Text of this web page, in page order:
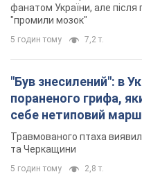
українців
фанатом України, але після
"промили мозок"
5 годин тому 7,2 т.
"Був знесилений": в
пораненого грифа,
себе нетиповий
Травмованого птаха
та Черкащини
5 годин тому 2,8 т.